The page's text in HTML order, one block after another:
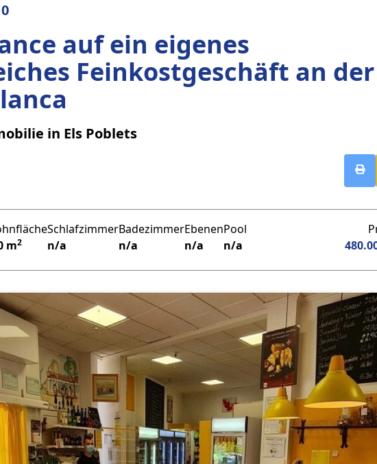
auf ein eigenes
Feinkostgeschäft an der
in Els Poblets
m2
Schlafzimmer
n/a
Badezimmer
n/a
Ebenen
n/a
Pool
n/a